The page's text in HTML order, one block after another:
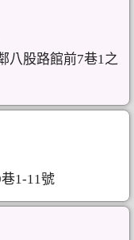
八股路館前7巷1之
1-11號